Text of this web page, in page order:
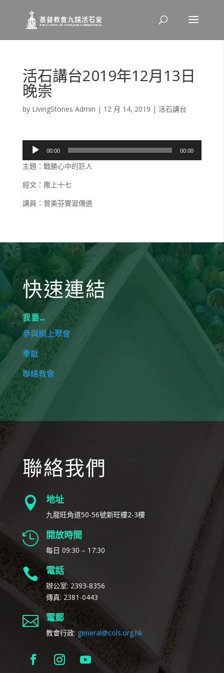
活石講台2019年12月13日
晚崇
by LivingStones Admin | 12 月 14, 2019 | 活石講台
播
放
器
00:00 00:00
主題：戰勝心中的巨人
經文：撒上十七
講員：曾美芬實習傳道
快速連結
我要…
參與網上聚會
奉獻
聯絡教會
聯絡我們
 地址
九龍旺角道50-56號新旺樓2-3樓
 開放時間
每日 09:30 – 17:30
 電話
辦公室: 2393-8356
傳真: 2381-0443
 電郵
教會行政: general@cols.org.hk